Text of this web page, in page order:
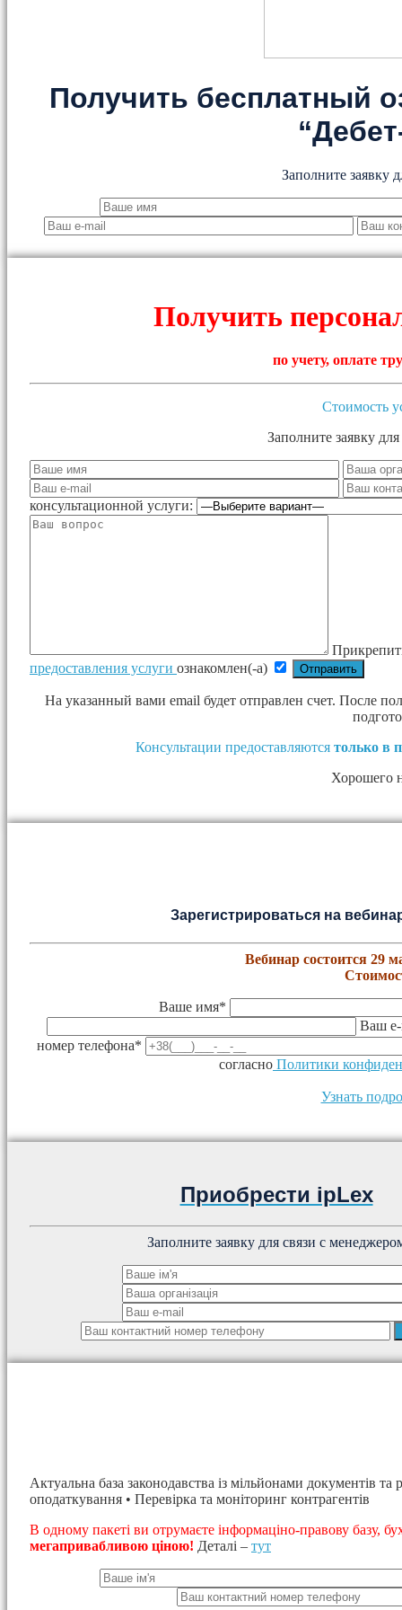
Получить бесплатный
Заполните заявку
Получить
по учету, оплате
Стоимость
Заполните заявку
консультационной услуги:
предоставления услуги ознакомлен(-а)
На указанный вами email будет отправлен счет. После
Консультации предоставляются только в
Хорошего
Зарегистрироваться на
Вебинар состоится 29
Ваше имя*
Ваш
номер телефона*
согласно Политики
Узнать
Приобрести ipLex
Заполните заявку для связи с
Актуальна база законодавства із мільйонами документів та
оподаткування • Перевірка та моніторинг контрагентів
В одному пакеті ви отрумаєте інформаціно-правову базу,
мегапривабливою ціною! Деталі – тут